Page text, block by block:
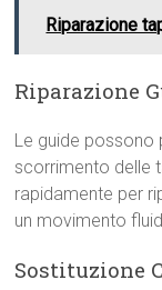
Riparazione
Riparazione
Le guide possono
scorrimento delle
rapidamente per
un movimento
Sostituzione